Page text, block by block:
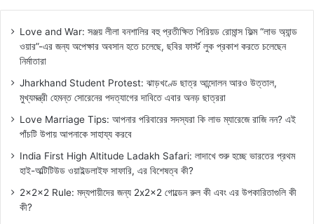
Love and War: সঞ্জয় লীলা বনশালির বহু প্রতীক্ষিত পিরিয়ড রোমান্স ফিল্ম “লাভ অ্যান্ড
ওয়ার”-এর জন্য অপেক্ষার অবসান হতে চলেছে, ছবির ফার্স্ট লুক প্রকাশ করতে চলেছেন
নির্মাতারা
Jharkhand Student Protest: ঝাড়খণ্ডে ছাত্র আন্দোলন আরও উত্তাল,
মুখ্যমন্ত্রী হেমন্ত সোরেনের পদত্যাগের দাবিতে এবার অনড় ছাত্ররা
Love Marriage Tips: আপনার পরিবারের সদস্যরা কি লাভ ম্যারেজে রাজি নন? এই
পাঁচটি উপায় আপনাকে সাহায্য করবে
India First High Altitude Ladakh Safari: লাদাখে শুরু হচ্ছে ভারতের প্রথম
হাই-অল্টিটিউড ওয়াইল্ডলাইফ সাফারি, এর বিশেষত্ব কী?
2x2x2 Rule: মদ্যপায়ীদের জন্য 2x2x2 গোল্ডেন রুল কী এবং এর উপকারিতাগুলি কী
কী?